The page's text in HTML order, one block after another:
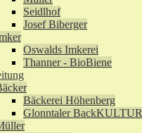
Seidlhof
Josef Biberger
Oswalds Imkerei
Thanner - BioBiene
Bäckerei Höhenberg
Glonntaler BackKULTUR